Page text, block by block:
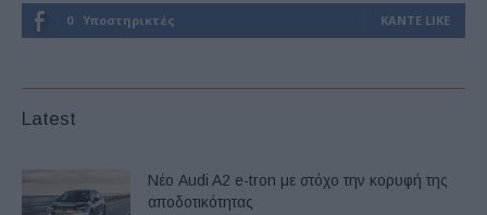
0 Υποστηρικτές ΚΆΝΤΕ LIKE
Latest
Νέο Audi A2 e-tron με στόχο την κορυφή της
αποδοτικότητας